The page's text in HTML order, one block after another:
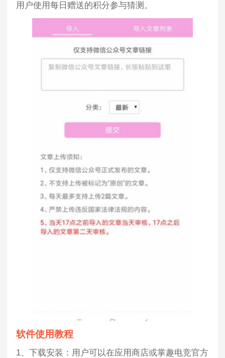
用户使用每日赠送的积分参与猜测。
软件使用教程
1、下载安装：用户可以在应用商店或掌趣电竞官方